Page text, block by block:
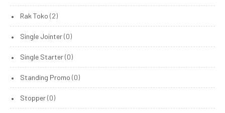
Rak Toko (2)
Single Jointer(0)
Single Starter(0)
Standing Promo (0)
Stopper(0)